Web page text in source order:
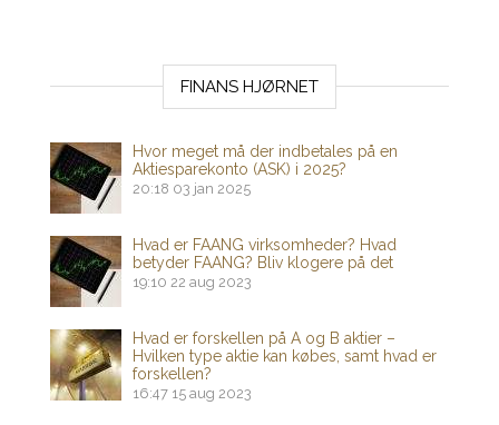
FINANS HJØRNET
Hvor meget må der indbetales på en
Aktiesparekonto (ASK) i 2025?
20:18 03 jan 2025
Hvad er FAANG virksomheder? Hvad
betyder FAANG? Bliv klogere på det
19:10 22 aug 2023
Hvad er forskellen på A og B aktier –
Hvilken type aktie kan købes, samt hvad er
forskellen?
16:47 15 aug 2023